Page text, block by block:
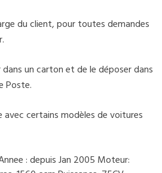
du client, pour toutes demandes
dans un carton et de le déposer dans
Poste.
certains modèles de voitures
: depuis Jan 2005 Moteur: